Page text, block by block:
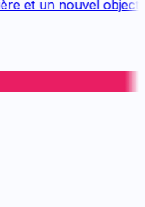
et un nouvel objectif,